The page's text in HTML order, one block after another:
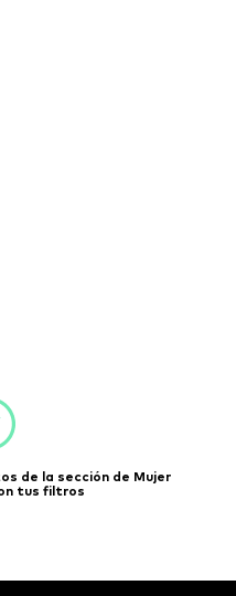
de la sección de Mujer
tus filtros